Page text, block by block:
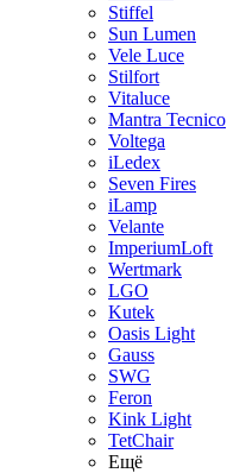
Stiffel
Sun Lumen
Vele Luce
Stilfort
Vitaluce
Mantra Tecnico
Voltega
iLedex
Seven Fires
iLamp
Velante
ImperiumLoft
Wertmark
LGO
Kutek
Oasis Light
Gauss
SWG
Feron
Kink Light
TetСhair
Ещё